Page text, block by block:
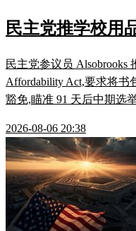
民主党推学校用
民主党参议员 Alsobrooks
Affordability Act,要求将书
豁免,瞄准 91 天后中期选
2026-08-06 20:38